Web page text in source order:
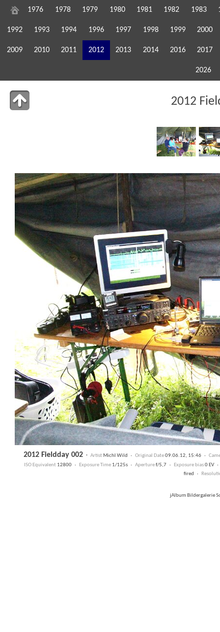
1976 1978 1979 1980 1981 1982 1983
1992 1993 1994 1996 1997 1998 1999 2000
2009 2010 2011 2012 2013 2014 2016 2017
2026
2012
2012 Fieldday 002 · Artist Michl Wild · Original Date09.06.12, 15:46 ·
ISO Equivalent 12800 · Exposure Time 1/125s · Aperturef/5,7 · Exposure bias0 EV
fired ·
jAlbum Bildergalerie